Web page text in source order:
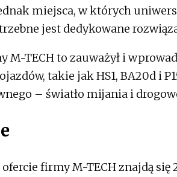
miejsca, w których
jest dedykowane
M-TECH to zauważył i
takie jak HS1, BA20d i
– światło mijania i
firmy M-TECH znajdą